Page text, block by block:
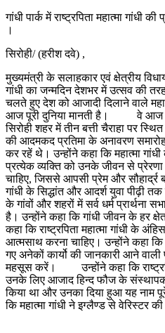
गांधी पार्क में राष्ट्रपिता महात्मा गांधी
।
सिरोही/ (हरीश दवे) ,
मुख्यमंत्री के सलाहकार एवं क्षेत्रीय
गांधी का जन्मदिन देशभर में उत्सव की
चलते हुए देश को आजादी दिलाने वाले
आज पूरी दुनिया मानती है। वे आज
सिरोही शहर में तीन बत्ती चैराहा पर स्थित
की आदमकद प्रतिमा के अनावरण
कर रहें थे। उन्होंने कहा कि महात्मा
प्रत्येक व्यक्ति को उनके जीवन से
चाहिए, जिससे आपसी प्रेम और
गांधी के सिद्धांत और आदर्श युवा पीढ़ी
के गांवों और शहरों में सर्व धर्म
है। उन्होंने कहा कि गांधी जीवन के हर
कहा कि राष्ट्रपिता महात्मा गांधी के
आत्मसाथ करना चाहिए। उन्होंने कहा कि
गए अनेकों कार्यो की जानकारी आने वाली
महसूस करें। उन्होंने कहा कि
उनके लिए आजाद हिन्द फौज के
किया था और उनका दिया हुआ यह नाम
कि महात्मा गांधी ने इग्लैण्ड से वेरिस्टर की